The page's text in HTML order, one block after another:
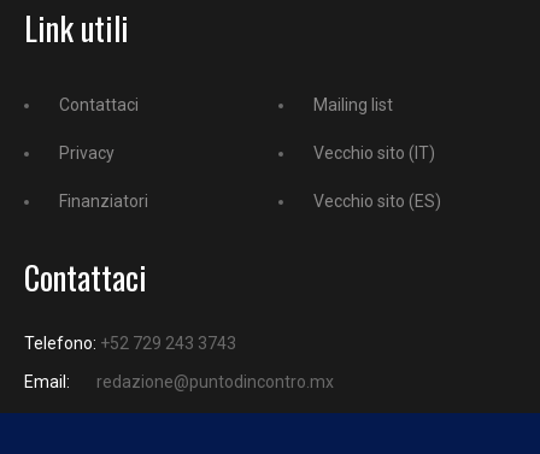
Link utili
Contattaci
Privacy
Finanziatori
Mailing list
Vecchio sito (IT)
Vecchio sito (ES)
Contattaci
Telefono: +52 729 243 3743
Email:
redazione@puntodincontro.mx